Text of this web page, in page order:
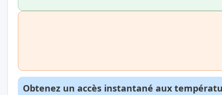
Obtenez un accès instantané aux